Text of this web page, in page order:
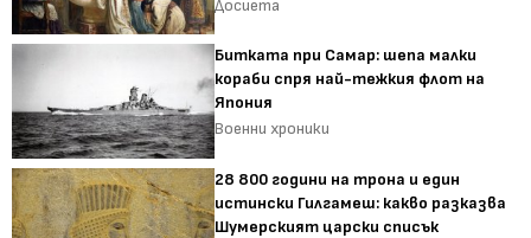
Досиета
Битката при Самар: шепа малки
кораби спря най-тежкия флот на
Япония
Военни хроники
28 800 години на трона и един
истински Гилгамеш: какво разказва
Шумерският царски списък